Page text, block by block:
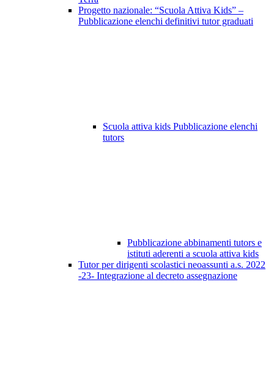
Progetto nazionale: “Scuola Attiva Kids” –
Pubblicazione elenchi definitivi tutor graduati
Scuola attiva kids Pubblicazione elenchi
tutors
Pubblicazione abbinamenti tutors e
istituti aderenti a scuola attiva kids
Tutor per dirigenti scolastici neoassunti a.s. 2022
-23- Integrazione al decreto assegnazione